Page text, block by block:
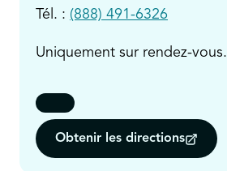
Tél. : (888) 491-6326
Uniquement sur rendez-vous.
Obtenir les directions